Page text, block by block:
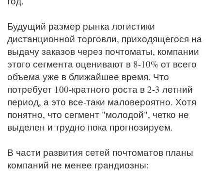
Будущий размер рынка логистики
дистанционной торговли, приходящегося на
выдачу заказов через почтоматы, компании
этого сегмента оценивают в 8-10% от всего
объема уже в ближайшее время. Что
потребует 100-кратного роста в 2-3 летний
период, а это все-таки маловероятно. Хотя
понятно, что сегмент "молодой", четко не
выделен и трудно пока прогнозируем.
В части развития сетей почтоматов планы
компаний не менее грандиозны: